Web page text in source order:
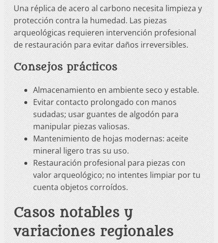
Una réplica de acero al carbono necesita limpieza y
protección contra la humedad. Las piezas
arqueológicas requieren intervención profesional
de restauración para evitar daños irreversibles.
Consejos prácticos
Almacenamiento en ambiente seco y estable.
Evitar contacto prolongado con manos
sudadas; usar guantes de algodón para
manipular piezas valiosas.
Mantenimiento de hojas modernas: aceite
mineral ligero tras su uso.
Restauración profesional para piezas con
valor arqueológico; no intentes limpiar por tu
cuenta objetos corroídos.
Casos notables y
variaciones regionales